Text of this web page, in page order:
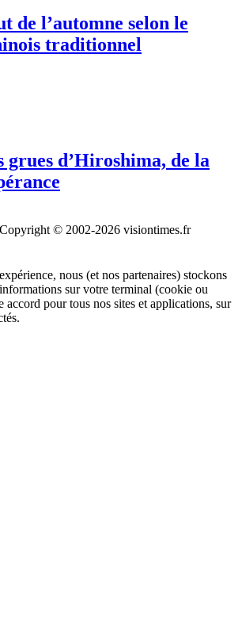
de l’automne selon le
traditionnel
grues d’Hiroshima, de la
© 2002-2026 visiontimes.fr
nous (et nos partenaires) stockons
sur votre terminal (cookie ou
accord pour tous nos sites et applications, sur